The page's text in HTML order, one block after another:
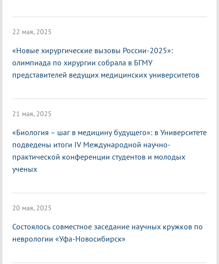
22 мая, 2025
«Новые хирургические вызовы России-2025»:
олимпиада по хирургии собрала в БГМУ
представителей ведущих медицинских университетов
21 мая, 2025
«Биология – шаг в медицину будущего»: в Университете
подведены итоги IV Международной научно-
практической конференции студентов и молодых
ученых
20 мая, 2025
Состоялось совместное заседание научных кружков по
неврологии «Уфа-Новосибирск»